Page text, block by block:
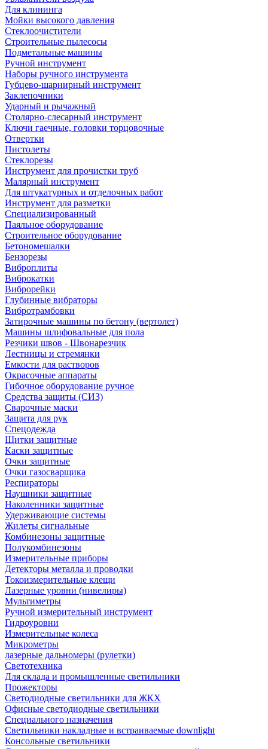
Для клининга
Мойки высокого давления
Стеклоочистители
Строительные пылесосы
Подметальные машины
Ручной инструмент
Наборы ручного инструмента
Губцево-шарнирный инструмент
Заклепочники
Ударный и рычажный
Столярно-слесарный инструмент
Ключи гаечные, головки торцовочные
Отвертки
Пистолеты
Стеклорезы
Инструмент для прочистки труб
Малярный инструмент
Для штукатурных и отделочных работ
Инструмент для разметки
Специализированный
Паяльное оборудование
Строительное оборудование
Бетономешалки
Бензорезы
Виброплиты
Виброкатки
Виброрейки
Глубинные вибраторы
Вибротрамбовки
Затирочные машины по бетону (вертолет)
Машины шлифовальные для пола
Резчики швов - Швонарезчик
Лестницы и стремянки
Емкости для растворов
Окрасочные аппараты
Гибочное оборудование ручное
Средства защиты (СИЗ)
Сварочные маски
Защита для рук
Спецодежда
Щитки защитные
Каски защитные
Очки защитные
Очки газосварщика
Респираторы
Наушники защитные
Наколенники защитные
Удерживающие системы
Жилеты сигнальные
Комбинезоны защитные
Полукомбинезоны
Измерительные приборы
Детекторы металла и проводки
Токоизмерительные клещи
Лазерные уровни (нивелиры)
Мультиметры
Ручной измерительный инструмент
Гидроуровни
Измерительные колеса
Микрометры
лазерные дальномеры (рулетки)
Светотехника
Для склада и промышленные светильники
Прожекторы
Светодиодные светильники для ЖКХ
Офисные светодиодные светильники
Специального назначения
Светильники накладные и встраиваемые downlight
Консольные светильники